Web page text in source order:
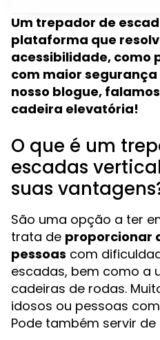
Um trepador de
plataforma que
acessibilidade, como
com maior segurança
nosso blogue,
cadeira elevatória!
O que é um
escadas
suas
São uma opção a ter
trata de proporcionar
pessoas com
escadas, bem como a
cadeiras de rodas.
idosos ou pessoas
Pode também servir